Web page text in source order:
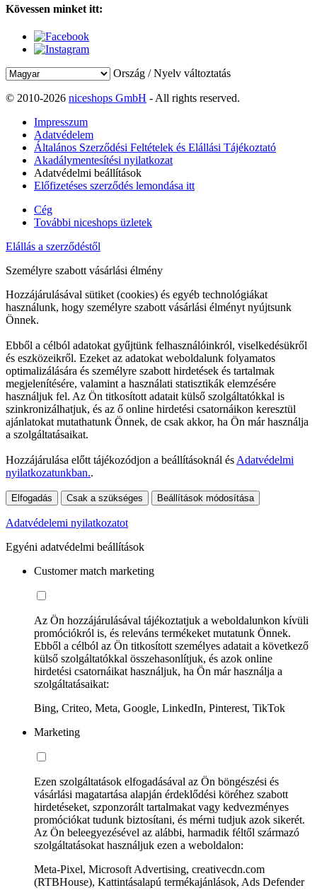
Kövessen minket itt:
Ország / Nyelv változtatás
© 2010-2026 niceshops GmbH - All rights reserved.
Impresszum
Adatvédelem
Általános Szerződési Feltételek és Elállási Tájékoztató
Akadálymentesítési nyilatkozat
Adatvédelmi beállítások
Előfizetéses szerződés lemondása itt
Cég
További niceshops üzletek
Elállás a szerződéstől
Személyre szabott vásárlási élmény
Hozzájárulásával sütiket (cookies) és egyéb technológiákat
használunk, hogy személyre szabott vásárlási élményt nyújtsunk
Önnek.
Ebből a célból adatokat gyűjtünk felhasználóinkról, viselkedésükről
és eszközeikről. Ezeket az adatokat weboldalunk folyamatos
optimalizálására és személyre szabott hirdetések és tartalmak
megjelenítésére, valamint a használati statisztikák elemzésére
használjuk fel. Az Ön titkosított adatait külső szolgáltatókkal is
szinkronizálhatjuk, és az ő online hirdetési csatornáikon keresztül
ajánlatokat mutathatunk Önnek, de csak akkor, ha Ön már használja
a szolgáltatásaikat.
Hozzájárulása előtt tájékozódjon a beállításoknál és Adatvédelmi
nyilatkozatunkban..
Elfogadás Csak a szükséges Beállítások módosítása
Adatvédelemi nyilatkozatot
Egyéni adatvédelmi beállítások
Customer match marketing
Az Ön hozzájárulásával tájékoztatjuk a weboldalunkon kívüli
promóciókról is, és releváns termékeket mutatunk Önnek.
Ebből a célból az Ön titkosított személyes adatait a következő
külső szolgáltatókkal összehasonlítjuk, és azok online
hirdetési csatornáikat használjuk, ha Ön már használja a
szolgáltatásaikat:
Bing, Criteo, Meta, Google, LinkedIn, Pinterest, TikTok
Marketing
Ezen szolgáltatások elfogadásával az Ön böngészési és
vásárlási magatartása alapján érdeklődési köréhez szabott
hirdetéseket, szponzorált tartalmakat vagy kedvezményes
promóciókat tudunk biztosítani, és mérni tudjuk azok sikerét.
Az Ön beleegyezésével az alábbi, harmadik féltől származó
szolgáltatásokat használjuk ezen a weboldalon:
Meta-Pixel, Microsoft Advertising, creativecdn.com
(RTBHouse), Kattintásalapú termékajánlások, Ads Defender